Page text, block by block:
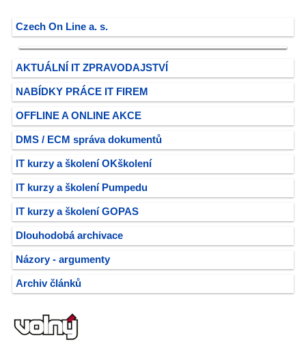
Czech On Line a. s.
AKTUÁLNÍ IT ZPRAVODAJSTVÍ
NABÍDKY PRÁCE IT FIREM
OFFLINE A ONLINE AKCE
DMS / ECM správa dokumentů
IT kurzy a školení OKškolení
IT kurzy a školení Pumpedu
IT kurzy a školení GOPAS
Dlouhodobá archivace
Názory - argumenty
Archiv článků